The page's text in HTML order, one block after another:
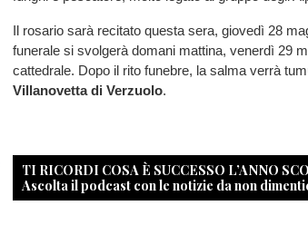
Il rosario sarà recitato questa sera, giovedì 28
funerale si svolgerà domani mattina, venerdì 29
cattedrale. Dopo il rito funebre, la salma verrà
Villanovetta di Verzuolo.
TI RICORDI COSA È SUCCESSO L’ANNO
Ascolta il podcast con le notizie da non